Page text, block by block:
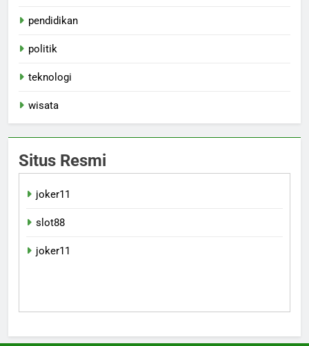
pendidikan
politik
teknologi
wisata
Situs Resmi
joker11
slot88
joker11